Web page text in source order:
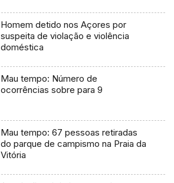
Homem detido nos Açores por
suspeita de violação e violência
doméstica
Mau tempo: Número de
ocorrências sobre para 9
Mau tempo: 67 pessoas retiradas
do parque de campismo na Praia da
Vitória